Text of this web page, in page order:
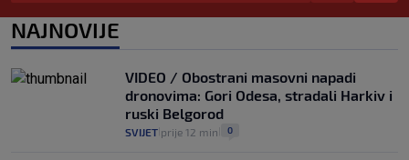
0
automobilom na Hvar iz Zagreba, a
koliko iz Osijeka
14
NAJNOVIJE
VIDEO / Obostrani masovni napadi
dronovima: Gori Odesa, stradali Harkiv i
ruski Belgorod
SVIJET prije 12 min 0